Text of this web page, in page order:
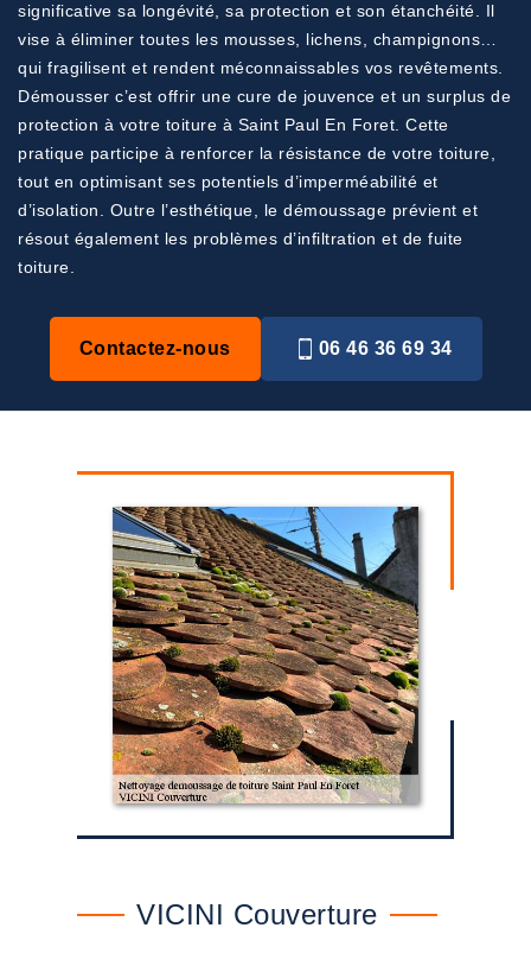
significative sa longévité, sa protection et son étanchéité. Il
vise à éliminer toutes les mousses, lichens, champignons…
qui fragilisent et rendent méconnaissables vos revêtements.
Démousser c’est offrir une cure de jouvence et un surplus de
protection à votre toiture à Saint Paul En Foret. Cette
pratique participe à renforcer la résistance de votre toiture,
tout en optimisant ses potentiels d’imperméabilité et
d’isolation. Outre l’esthétique, le démoussage prévient et
résout également les problèmes d’infiltration et de fuite
toiture.
Contactez-nous 06 46 36 69 34
VICINI Couverture